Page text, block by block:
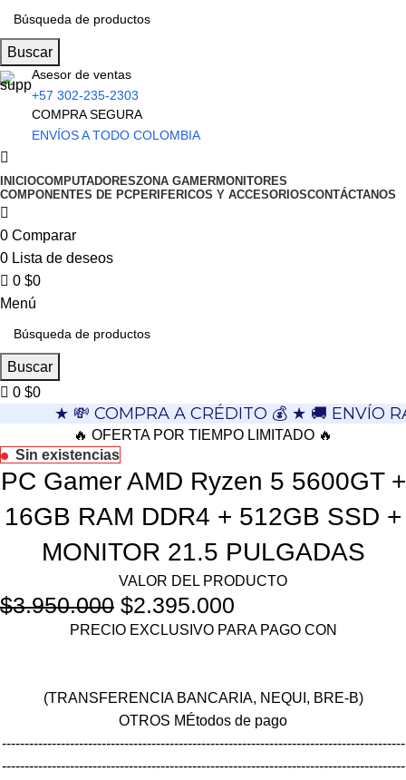
Buscar
Asesor de ventas
+57 302-235-2303
COMPRA SEGURA
ENVÍOS A TODO COLOMBIA
INICIOCOMPUTADORESZONA GAMERMONITORES
COMPONENTES DE PCPERIFERICOS Y ACCESORIOSCONTÁCTANOS
0 Comparar
0 Lista de deseos
0 $0
Menú
Buscar
0 $0
★ 💸 COMPRA A CRÉDITO 💰 ★ 🚚 ENVÍO
🔥 OFERTA POR TIEMPO LIMITADO 🔥
Sin existencias
PC Gamer AMD Ryzen 5 5600GT +
16GB RAM DDR4 + 512GB SSD +
MONITOR 21.5 PULGADAS
VALOR DEL PRODUCTO
$3.950.000 $2.395.000
PRECIO EXCLUSIVO PARA PAGO CON
(TRANSFERENCIA BANCARIA, NEQUI, BRE-B)
OTROS MÉtodos de pago
-----------------------------------------------------------------------------------------
-----------------------------------------------------------------------------------------